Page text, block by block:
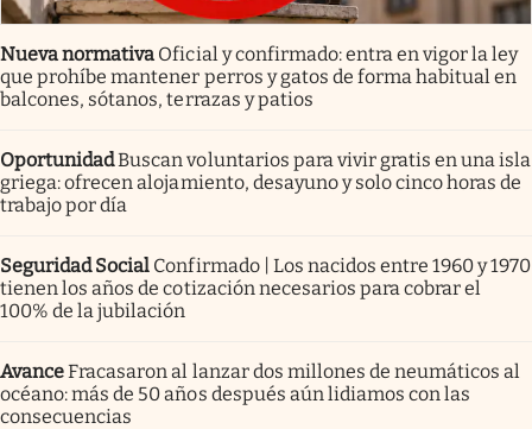
Nueva normativa Oficial y confirmado: entra en vigor la ley
que prohíbe mantener perros y gatos de forma habitual en
balcones, sótanos, terrazas y patios
OportunidadBuscan voluntarios para vivir gratis en una isla
griega: ofrecen alojamiento, desayuno y solo cinco horas de
trabajo por día
Seguridad Social Confirmado | Los nacidos entre 1960 y 1970
tienen los años de cotización necesarios para cobrar el
100% de la jubilación
AvanceFracasaron al lanzar dos millones de neumáticos al
océano: más de 50 años después aún lidiamos con las
consecuencias